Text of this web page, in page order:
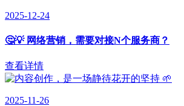
2025-12-24
🤔💡 网络营销，需要对接N个服务商？
查看详情
2025-11-26